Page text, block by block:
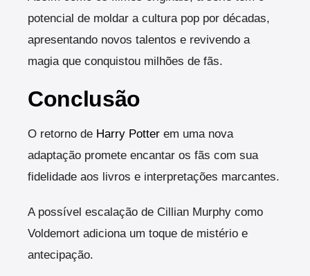
potencial de moldar a cultura pop por décadas,
apresentando novos talentos e revivendo a
magia que conquistou milhões de fãs.
Conclusão
O retorno de Harry Potter em uma nova
adaptação promete encantar os fãs com sua
fidelidade aos livros e interpretações marcantes.
A possível escalação de Cillian Murphy como
Voldemort adiciona um toque de mistério e
antecipação.